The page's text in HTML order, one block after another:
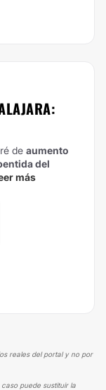
de aumento
del
más
reales del portal y no por
puede sustituir la